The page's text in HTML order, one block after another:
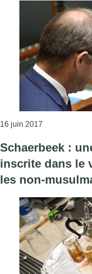
16 juin 2017
Schaerbeek :
inscrite dans le
les non-